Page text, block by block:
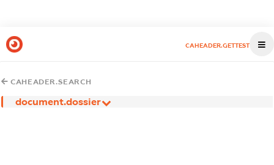
CAHEADER.GETTEST
CAHEADER.SEARCH
document.dossier